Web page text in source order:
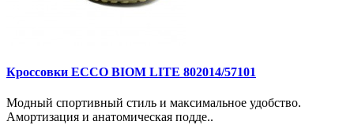
Кроссовки ECCO BIOM LITE 802014/57101
Модный спортивный стиль и максимальное удобство.
Амортизация и анатомическая подде..